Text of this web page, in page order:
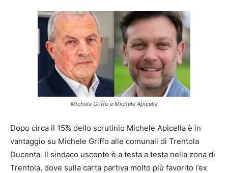
Michele Griffo e Michele Apicella
Dopo circa il 15% dello scrutinio Michele Apicella è in
vantaggio su Michele Griffo alle comunali di Trentola
Ducenta. Il sindaco uscente è a testa a testa nella zona di
Trentola, dove sulla carta partiva molto più favorito l’ex